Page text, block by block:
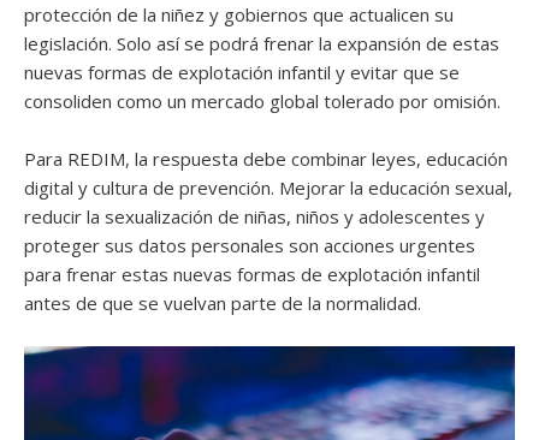
protección de la niñez y gobiernos que actualicen su
legislación. Solo así se podrá frenar la expansión de estas
nuevas formas de explotación infantil y evitar que se
consoliden como un mercado global tolerado por omisión.
Para REDIM, la respuesta debe combinar leyes, educación
digital y cultura de prevención. Mejorar la educación sexual,
reducir la sexualización de niñas, niños y adolescentes y
proteger sus datos personales son acciones urgentes
para frenar estas nuevas formas de explotación infantil
antes de que se vuelvan parte de la normalidad.